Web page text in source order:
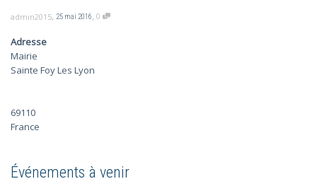
admin2015, 25 mai 2016, 0
Adresse
Mairie
Sainte Foy Les Lyon
69110
France
Événements à venir